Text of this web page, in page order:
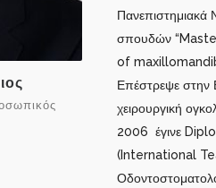
Πανεπιστημιακά
σπουδών “Master
of
Επέστρεψε στην
χειρουργική
2006 έγινε
(International